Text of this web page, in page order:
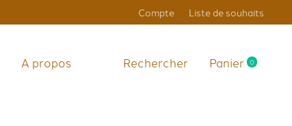
Compte Liste de souhaits
A propos Rechercher Panier 0items